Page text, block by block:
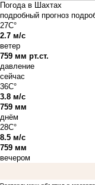
Погода в Шахтах
подробный прогноз
27C°
2.7 м/с
ветер
759 мм рт.ст.
давление
сейчас
36C°
3.8 м/с
759 мм
днём
28C°
8.5 м/с
759 мм
вечером